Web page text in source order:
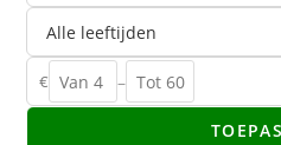
€ –